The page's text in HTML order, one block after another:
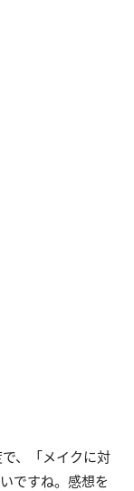
、「メイクに対
ですね。感想を